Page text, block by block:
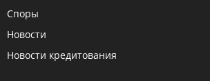
Споры
Новости
Новости кредитования